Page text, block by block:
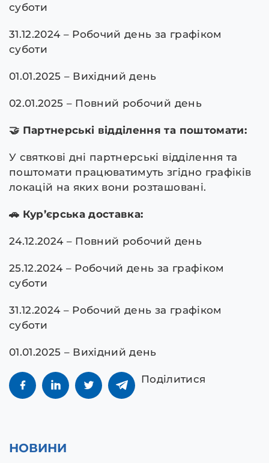
суботи
31.12.2024 – Робочий день за графіком
суботи
01.01.2025 – Вихідний день
02.01.2025 – Повний робочий день
🤝 Партнерські відділення та поштомати:
У святкові дні партнерські відділення та
поштомати працюватимуть згідно графіків
локацій на яких вони розташовані.
🚗 Кур’єрська доставка:
24.12.2024 – Повний робочий день
25.12.2024 – Робочий день за графіком
суботи
31.12.2024 – Робочий день за графіком
суботи
01.01.2025 – Вихідний день
Поділитися
НОВИНИ